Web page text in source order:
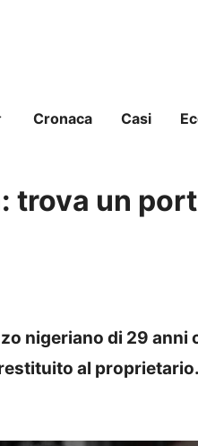
Cronaca Casi
trova un
nigeriano di 29 anni
al proprietario.